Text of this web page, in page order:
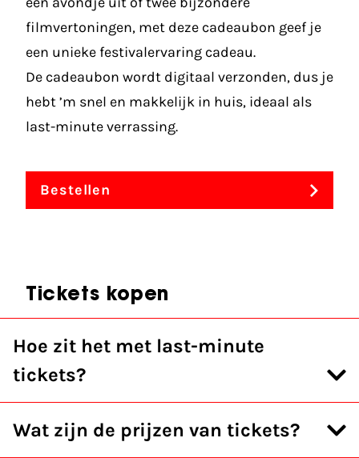
filmvertoningen, met deze cadeaubon geef je
een unieke festivalervaring cadeau.
De cadeaubon wordt digitaal verzonden, dus je
hebt ’m snel en makkelijk in huis, ideaal als
last-minute verrassing.
Bestellen
Tickets kopen
Hoe zit het met last-minute
tickets?
Wat zijn de prijzen van tickets?